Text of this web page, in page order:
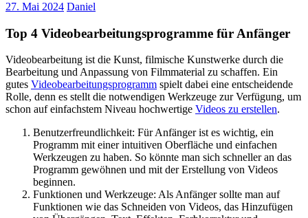
27. Mai 2024 Daniel
Top 4 Videobearbeitungsprogramme für Anfänger
Videobearbeitung ist die Kunst, filmische Kunstwerke durch die
Bearbeitung und Anpassung von Filmmaterial zu schaffen. Ein
gutes Videobearbeitungsprogramm spielt dabei eine entscheidende
Rolle, denn es stellt die notwendigen Werkzeuge zur Verfügung, um
schon auf einfachstem Niveau hochwertige Videos zu erstellen.
Benutzerfreundlichkeit: Für Anfänger ist es wichtig, ein
Programm mit einer intuitiven Oberfläche und einfachen
Werkzeugen zu haben. So könnte man sich schneller an das
Programm gewöhnen und mit der Erstellung von Videos
beginnen.
Funktionen und Werkzeuge: Als Anfänger sollte man auf
Funktionen wie das Schneiden von Videos, das Hinzufügen